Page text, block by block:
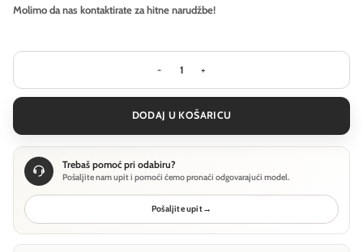
Molimo da nas kontaktirate za hitne narudžbe!
Stropna svjetiljka Ideal Lux GEMINI
DODAJ U KOŠARICU
Trebaš pomoć pri odabiru?
Pošaljite nam upit i pomoći ćemo pronaći odgovarajući model.
Pošaljite upit→